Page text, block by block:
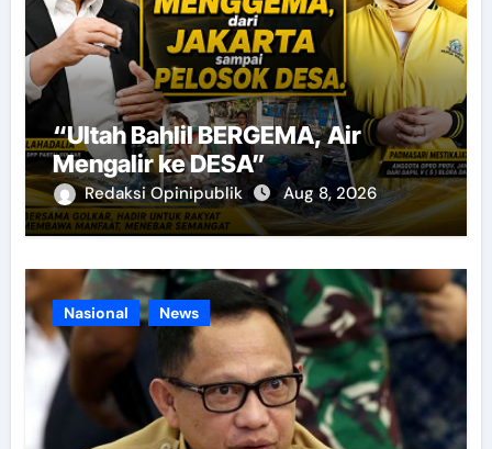
“Ultah Bahlil BERGEMA, Air
Mengalir ke DESA”
Redaksi Opinipublik Aug 8, 2026
Nasional News